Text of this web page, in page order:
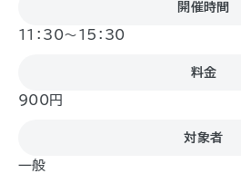
開催時間
11：30～15：30
料金
900円
対象者
一般